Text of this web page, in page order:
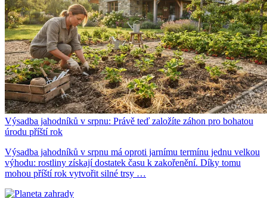
Výsadba jahodníků v srpnu: Právě teď založíte záhon pro bohatou
úrodu příští rok
Výsadba jahodníků v srpnu má oproti jarnímu termínu jednu velkou
výhodu: rostliny získají dostatek času k zakořenění. Díky tomu
mohou příští rok vytvořit silné trsy …